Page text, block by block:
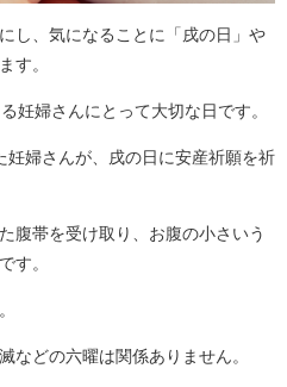
し、気になることに「戌の日」や
す。
妊婦さんにとって大切な日です。
婦さんが、戌の日に安産祈願を祈
腹帯を受け取り、お腹の小さいう
す。
などの六曜は関係ありません。